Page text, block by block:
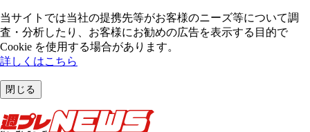
当サイトでは当社の提携先等がお客様のニーズ等について調
査・分析したり、お客様にお勧めの広告を表⽰する⽬的で
Cookie を使⽤する場合があります。
詳しくはこちら
閉じる